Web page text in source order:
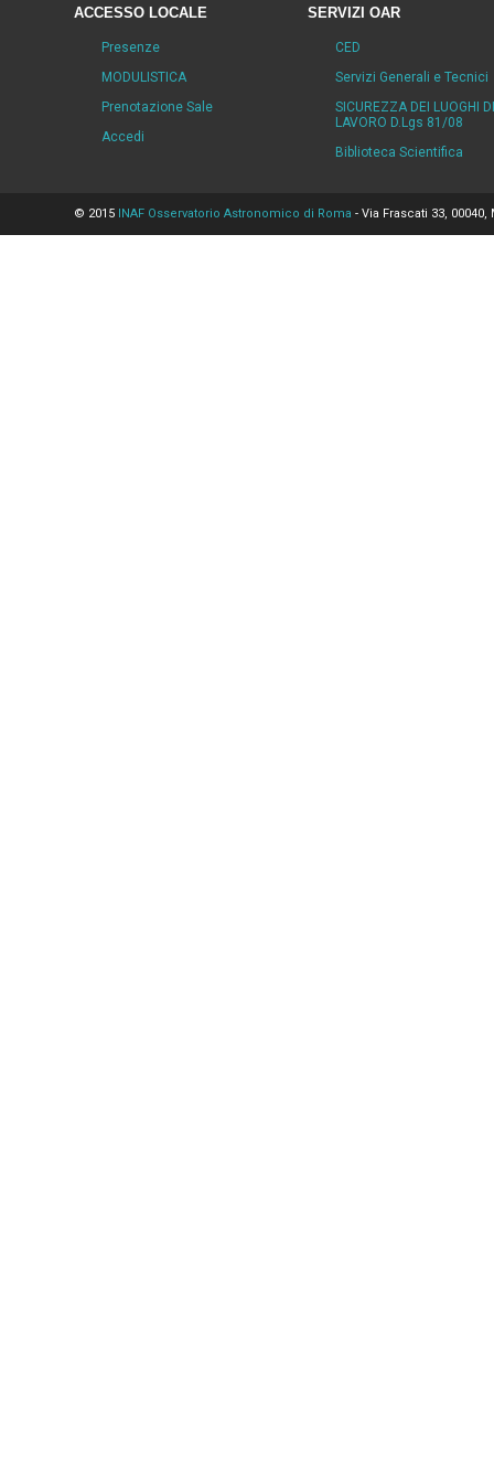
ACCESSO LOCALE
Presenze
MODULISTICA
Prenotazione Sale
Accedi
SERVIZI OAR
CED
Servizi Generali e Tecnici
SICUREZZA DEI LUOGHI DI
LAVORO D.Lgs 81/08
Biblioteca Scientifica
© 2015 INAF Osservatorio Astronomico di Roma - Via Frascati 33,